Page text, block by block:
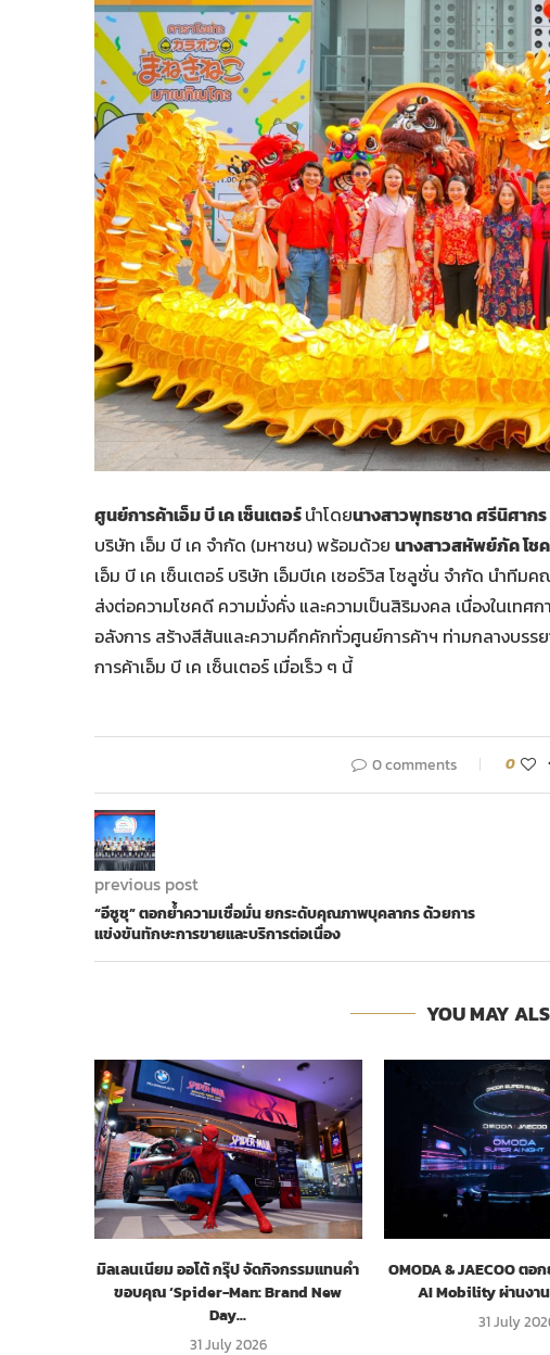
ศูนย์การค้าเอ็ม บี เค เซ็นเตอร์นำโดยนางสาวพุทธชาด ศรีนิศากร
บริษัท เอ็ม บี เค จำกัด (มหาชน) พร้อมด้วย นางสาวสหัพย์ภัค โช
เอ็ม บี เค เซ็นเตอร์ บริษัท เอ็มบีเค เซอร์วิส โซลูชั่น จำกัด นำที
ส่งต่อความโชคดี ความมั่งคั่ง และความเป็นสิริมงคล เนื่องในเท
อลังการ สร้างสีสันและความคึกคักทั่วศูนย์การค้าฯ ท่ามกลางบร
การค้าเอ็ม บี เค เซ็นเตอร์ เมื่อเร็ว ๆ นี้
0 comments 0
previous post
“อีซูซุ” ตอกย้ำความเชื่อมั่น ยกระดับคุณภาพบุคลากร ด้วยการ
แข่งขันทักษะการขายและบริการต่อเนื่อง
YOU MAY
มิลเลนเนียม ออโต้ กรุ๊ป จัดกิจกรรมแทนคำ
ขอบคุณ ‘Spider-Man: Brand New
Day...
31 July 2026
OMODA & JAECOO ต
AI Mobility ผ่านงาน
31 July